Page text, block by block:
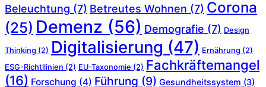
Beleuchtung (7) Betreutes Wohnen (7) Corona
(25) Demenz (56) Demografie (7) Design
Thinking (2) Digitalisierung (47) Ernährung (2)
ESG-Richtllinien (2) EU-Taxonomie (2) Fachkräftemangel
(16) Forschung (4) Führung (9) Gesundheitssystem (3)